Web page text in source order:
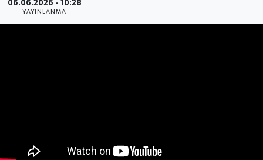
06.06.2026 - 10:28
YAYINLANMA
Haber
Sağlık